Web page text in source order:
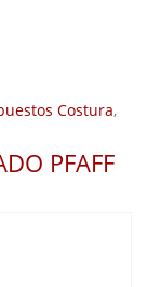
Costura,
PFAFF